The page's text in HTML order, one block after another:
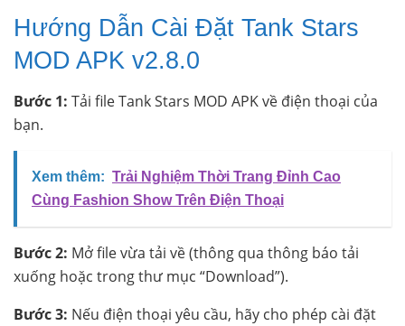
Hướng Dẫn Cài Đặt Tank Stars
MOD APK v2.8.0
Bước 1: Tải file Tank Stars MOD APK về điện thoại của
bạn.
Xem thêm: Trải Nghiệm Thời Trang Đỉnh Cao
Cùng Fashion Show Trên Điện Thoại
Bước 2: Mở file vừa tải về (thông qua thông báo tải
xuống hoặc trong thư mục “Download”).
Bước 3: Nếu điện thoại yêu cầu, hãy cho phép cài đặt